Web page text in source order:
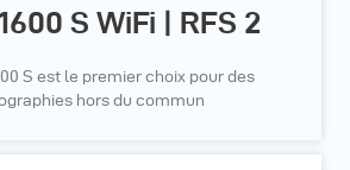
S WiFi | RFS 2
S est le premier choix pour des
hors du commun